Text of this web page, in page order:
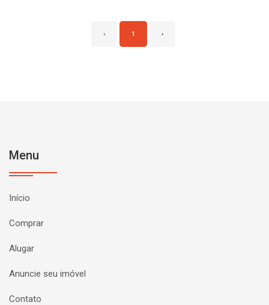
‹ 1 ›
Menu
Início
Comprar
Alugar
Anuncie seu imóvel
Contato